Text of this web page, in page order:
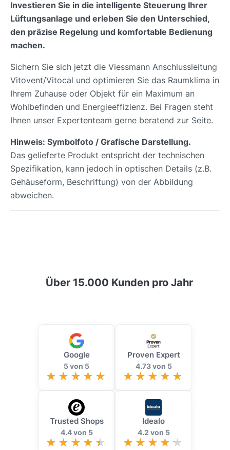
Investieren Sie in die intelligente Steuerung Ihrer
Lüftungsanlage und erleben Sie den Unterschied,
den präzise Regelung und komfortable Bedienung
machen.
Sichern Sie sich jetzt die Viessmann Anschlussleitung
Vitovent/Vitocal und optimieren Sie das Raumklima in
Ihrem Zuhause oder Objekt für ein Maximum an
Wohlbefinden und Energieeffizienz. Bei Fragen steht
Ihnen unser Expertenteam gerne beratend zur Seite.
Hinweis: Symbolfoto / Grafische Darstellung.
Das gelieferte Produkt entspricht der technischen
Spezifikation, kann jedoch in optischen Details (z.B.
Gehäuseform, Beschriftung) von der Abbildung
abweichen.
Über 15.000 Kunden pro Jahr
Google
5 von 5
Proven Expert
4.73 von 5
Trusted Shops
4.4 von 5
Idealo
4.2 von 5